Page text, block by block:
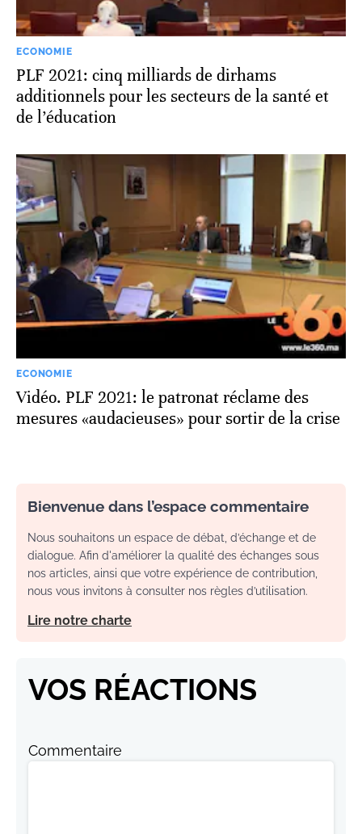
ECONOMIE
PLF 2021: cinq milliards de dirhams
additionnels pour les secteurs de la santé et
de l’éducation
ECONOMIE
Vidéo. PLF 2021: le patronat réclame des
mesures «audacieuses» pour sortir de la crise
Bienvenue dans l’espace commentaire
Nous souhaitons un espace de débat, d’échange et de
dialogue. Afin d'améliorer la qualité des échanges sous
nos articles, ainsi que votre expérience de contribution,
nous vous invitons à consulter nos règles d’utilisation.
Lire notre charte
VOS RÉACTIONS
Commentaire